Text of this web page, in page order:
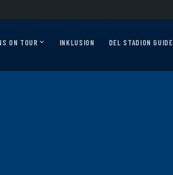
ON TOUR INKLUSION DEL STADION GUIDE